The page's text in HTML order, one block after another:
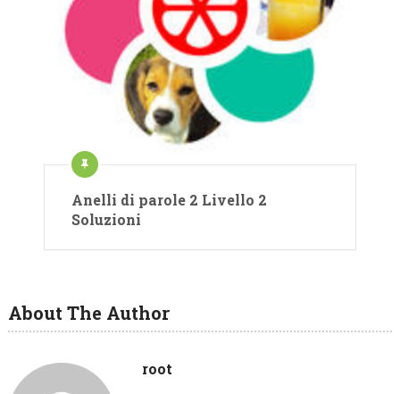
Anelli di parole 2 Livello 2
Soluzioni
About The Author
root